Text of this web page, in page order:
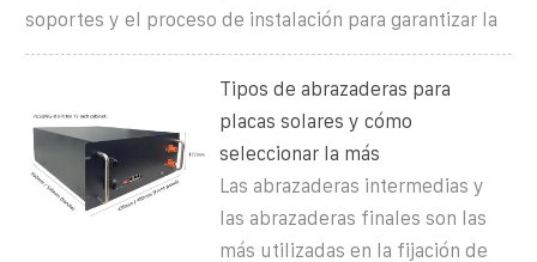
soportes y el proceso de instalación para garantizar la
Tipos de abrazaderas para
placas solares y cómo
seleccionar la más
Las abrazaderas intermedias y
las abrazaderas finales son las
más utilizadas en la fijación de